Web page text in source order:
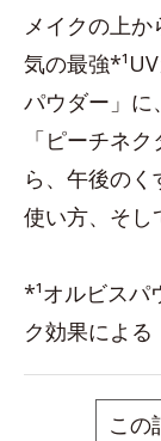
メイクの上
気の最強
パウダー」に
「ピーチネ
ら、午後の
使い方、そし
*¹オルビスパ
ク効果による
この